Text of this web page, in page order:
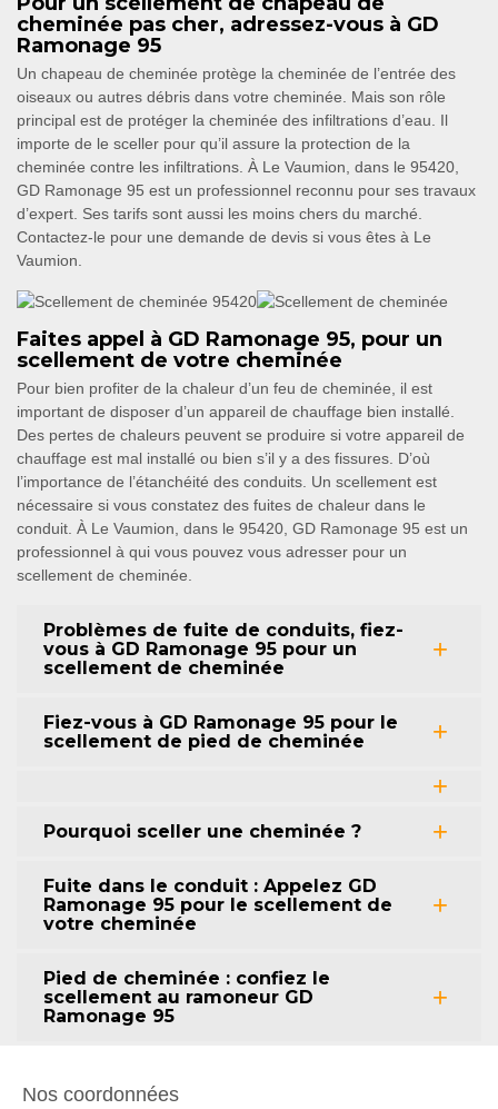
cheminée pas cher, adressez-vous à GD
Ramonage 95
Un chapeau de cheminée protège la cheminée de l’entrée des
oiseaux ou autres débris dans votre cheminée. Mais son rôle
principal est de protéger la cheminée des infiltrations d’eau. Il
importe de le sceller pour qu’il assure la protection de la
cheminée contre les infiltrations. À Le Vaumion, dans le 95420,
GD Ramonage 95 est un professionnel reconnu pour ses travaux
d’expert. Ses tarifs sont aussi les moins chers du marché.
Contactez-le pour une demande de devis si vous êtes à Le
Vaumion.
Faites appel à GD Ramonage 95, pour un
scellement de votre cheminée
Pour bien profiter de la chaleur d’un feu de cheminée, il est
important de disposer d’un appareil de chauffage bien installé.
Des pertes de chaleurs peuvent se produire si votre appareil de
chauffage est mal installé ou bien s’il y a des fissures. D’où
l’importance de l’étanchéité des conduits. Un scellement est
nécessaire si vous constatez des fuites de chaleur dans le
conduit. À Le Vaumion, dans le 95420, GD Ramonage 95 est un
professionnel à qui vous pouvez vous adresser pour un
scellement de cheminée.
Problèmes de fuite de conduits, fiez-
vous à GD Ramonage 95 pour un
scellement de cheminée
Fiez-vous à GD Ramonage 95 pour le
scellement de pied de cheminée
Pourquoi sceller une cheminée ?
Fuite dans le conduit : Appelez GD
Ramonage 95 pour le scellement de
votre cheminée
Pied de cheminée : confiez le
scellement au ramoneur GD
Ramonage 95
Nos coordonnées